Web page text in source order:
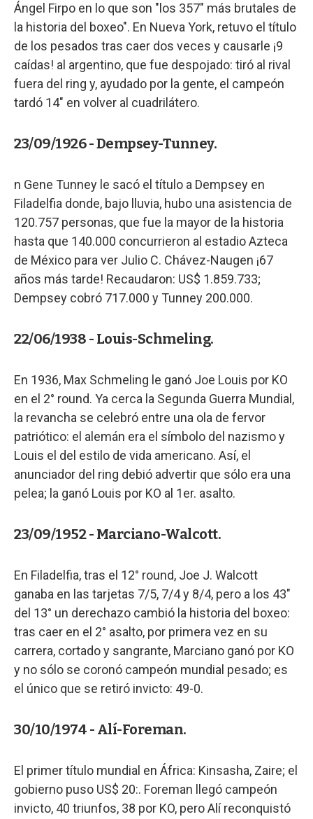
Ángel Firpo en lo que son "los 357" más brutales de
la historia del boxeo". En Nueva York, retuvo el título
de los pesados tras caer dos veces y causarle ¡9
caídas! al argentino, que fue despojado: tiró al rival
fuera del ring y, ayudado por la gente, el campeón
tardó 14" en volver al cuadrilátero.
23/09/1926 - Dempsey-Tunney.
n Gene Tunney le sacó el título a Dempsey en
Filadelfia donde, bajo lluvia, hubo una asistencia de
120.757 personas, que fue la mayor de la historia
hasta que 140.000 concurrieron al estadio Azteca
de México para ver Julio C. Chávez-Naugen ¡67
años más tarde! Recaudaron: US$ 1.859.733;
Dempsey cobró 717.000 y Tunney 200.000.
22/06/1938 - Louis-Schmeling.
En 1936, Max Schmeling le ganó Joe Louis por KO
en el 2° round. Ya cerca la Segunda Guerra Mundial,
la revancha se celebró entre una ola de fervor
patriótico: el alemán era el símbolo del nazismo y
Louis el del estilo de vida americano. Así, el
anunciador del ring debió advertir que sólo era una
pelea; la ganó Louis por KO al 1er. asalto.
23/09/1952 - Marciano-Walcott.
En Filadelfia, tras el 12° round, Joe J. Walcott
ganaba en las tarjetas 7/5, 7/4 y 8/4, pero a los 43"
del 13° un derechazo cambió la historia del boxeo:
tras caer en el 2° asalto, por primera vez en su
carrera, cortado y sangrante, Marciano ganó por KO
y no sólo se coronó campeón mundial pesado; es
el único que se retiró invicto: 49-0.
30/10/1974 - Alí-Foreman.
El primer título mundial en África: Kinsasha, Zaire; el
gobierno puso US$ 20:. Foreman llegó campeón
invicto, 40 triunfos, 38 por KO, pero Alí reconquistó